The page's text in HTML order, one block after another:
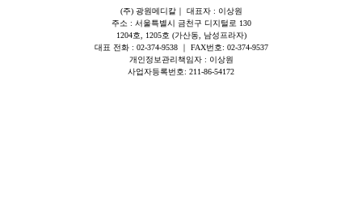
(주) 광원메디칼｜ 대표자 : 이상원
주소 : 서울특별시 금천구 디지털로 130
1204호, 1205호 (가산동, 남성프라자)
대표 전화 : 02-374-9538 ｜ FAX번호: 02-374-9537
개인정보관리책임자 : 이상원
사업자등록번호: 211-86-54172